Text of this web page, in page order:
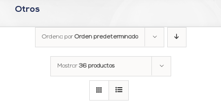
Otros
Ordena por Orden predeterminado
Mostrar 36 productos